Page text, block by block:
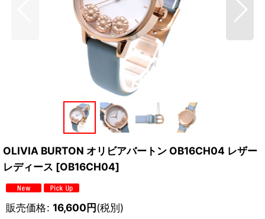
OLIVIA BURTON オリビアバートン OB16CH04 レザー
レディース [OB16CH04]
販売価格: 16,600円(税別)